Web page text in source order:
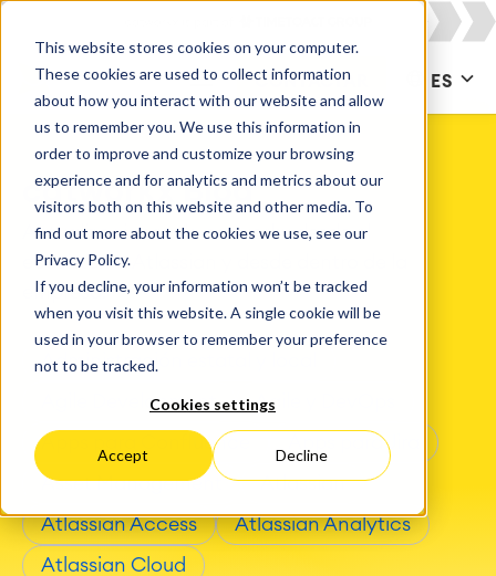
This website stores cookies on your computer.
These cookies are used to collect information
about how you interact with our website and allow
us to remember you. We use this information in
order to improve and customize your browsing
experience and for analytics and metrics about our
visitors both on this website and other media. To
find out more about the cookies we use, see our
Privacy Policy.
If you decline, your information won’t be tracked
when you visit this website. A single cookie will be
used in your browser to remember your preference
not to be tracked.
Cookies settings
Accept Decline
CONTACTAR ES
catworkx Blog
Actualizaciones de catworkx desde el
ecosistema Atlassian y desde dentro de la
empresa.
Administración estatal y local
Agile Development Agile y DevOps
Apps para Confluence Apps para Jira
Asset Management Atlassian
Atlassian Access Atlassian Analytics
Atlassian Cloud